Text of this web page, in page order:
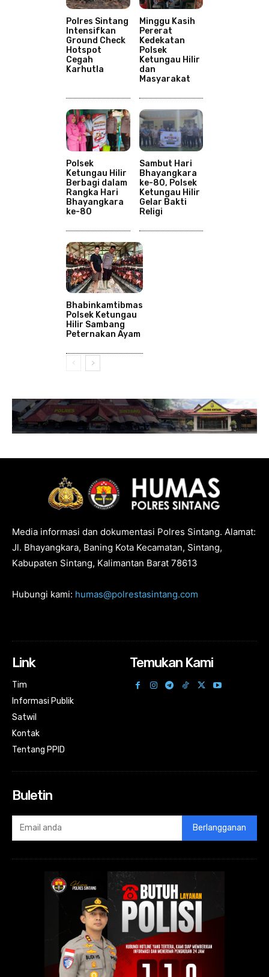
Polres Sintang
Intensifkan
Ground Check
Hotspot
Cegah
Karhutla
Minggu Kasih
Pererat
Kedekatan
Polsek
Ketungau Hilir
dan
Masyarakat
Polsek
Ketungau Hilir
Berbagi dalam
Rangka Hari
Bhayangkara
ke-80
Sambut Hari
Bhayangkara
ke-80, Polsek
Ketungau Hilir
Gelar Bakti
Religi
Bhabinkamtibmas
Polsek Ketungau
Hilir Sambang
Peternakan Ayam
Media informasi dan dokumentasi Polres Sintang. Alamat:
Jl. Bhayangkara, Baning Kota Kecamatan, Sintang,
Kabupaten Sintang, Kalimantan Barat 78613
Hubungi kami: humas@polrestasintang.com
Link
Tim
Informasi Publik
Satwil
Kontak
Tentang PPID
Temukan Kami
Buletin
Berlangganan